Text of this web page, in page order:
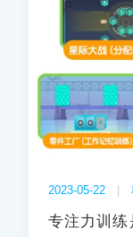
2023-05-22
专注力训练